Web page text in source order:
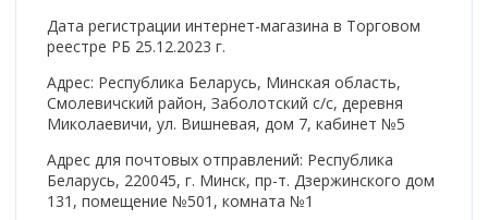
Дата регистрации интернет-магазина в Торговом
реестре РБ 25.12.2023 г.
Адрес: Республика Беларусь, Минская область,
Смолевичский район, Заболотский с/с, деревня
Миколаевичи, ул. Вишневая, дом 7, кабинет №5
Адрес для почтовых отправлений: Республика
Беларусь, 220045, г. Минск, пр-т. Дзержинского дом
131, помещение №501, комната №1